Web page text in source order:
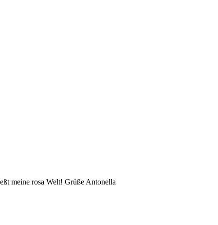
meine rosa Welt! Grüße Antonella